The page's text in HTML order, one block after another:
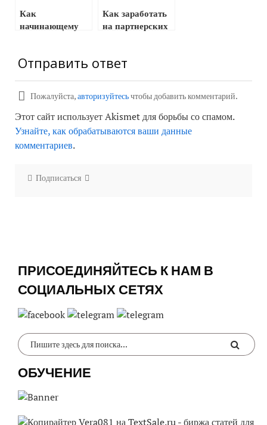
Как
начинающему
продвинуть свой
Как заработать
на партнерских
Отправить ответ
Пожалуйста,авторизуйтесьчтобы добавить комментарий.
Этот сайт использует Akismet для борьбы со спамом.
Узнайте, как обрабатываются ваши данные
комментариев.
Подписаться
ПРИСОЕДИНЯЙТЕСЬ К НАМ В
СОЦИАЛЬНЫХ СЕТЯХ
ОБУЧЕНИЕ